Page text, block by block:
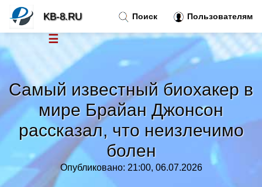
Самый известный биохакер в
мире Брайан Джонсон
рассказал, что неизлечимо
болен
Опубликовано: 21:00, 06.07.2026
Поиск Пользователям
KB-8.RU
☰
Тренды новостей»
Рубрики»
Правила »